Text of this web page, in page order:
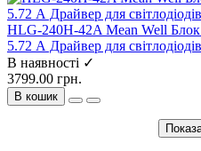
HLG-240H-42A Mean Well
5.72 А Драйвер для
В наявності ✓
3799.00 грн.
В кошик